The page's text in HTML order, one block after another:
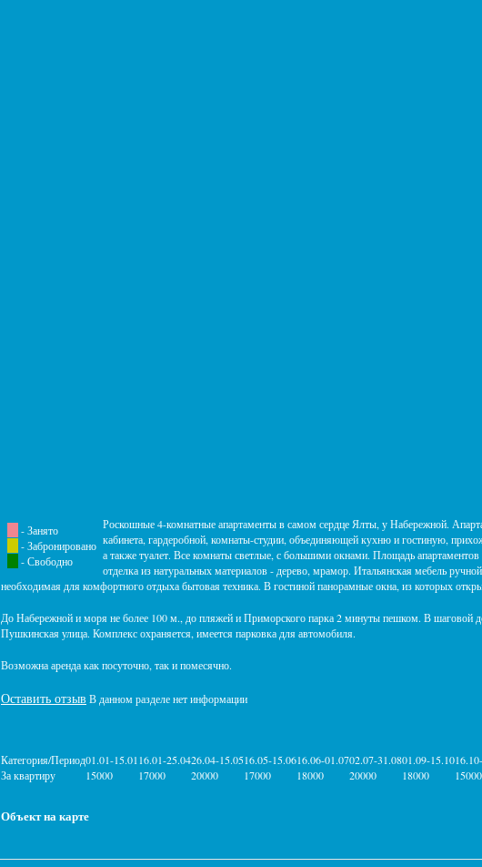
- Занято
- Забронировано
- Свободно
Роскошные 4-комнатные апартаменты в самом сердце Ялты, у Набережной.
кабинета, гардеробной, комнаты-студии, объединяющей кухню и гостиную,
а также туалет. Все комнаты светлые, с большими окнами. Площадь
отделка из натуральных материалов - дерево, мрамор. Итальянская мебель
необходимая для комфортного отдыха бытовая техника. В гостиной панорамные окна, из которых
До Набережной и моря не более 100 м., до пляжей и Приморского парка 2 минуты пешком. В шаговой
Пушкинская улица. Комплекс охраняется, имеется парковка для автомобиля.
Возможна аренда как посуточно, так и помесячно.
Оставить отзыв В данном разделе нет информации
Категория/Период01.01-15.01 16.01-25.0426.04-15.0516.05-15.0616.06-01.0702.07-31.0801.09-15.10
За квартиру
15000 17000 20000 17000 18000 20000 18000 15000
Объект на карте